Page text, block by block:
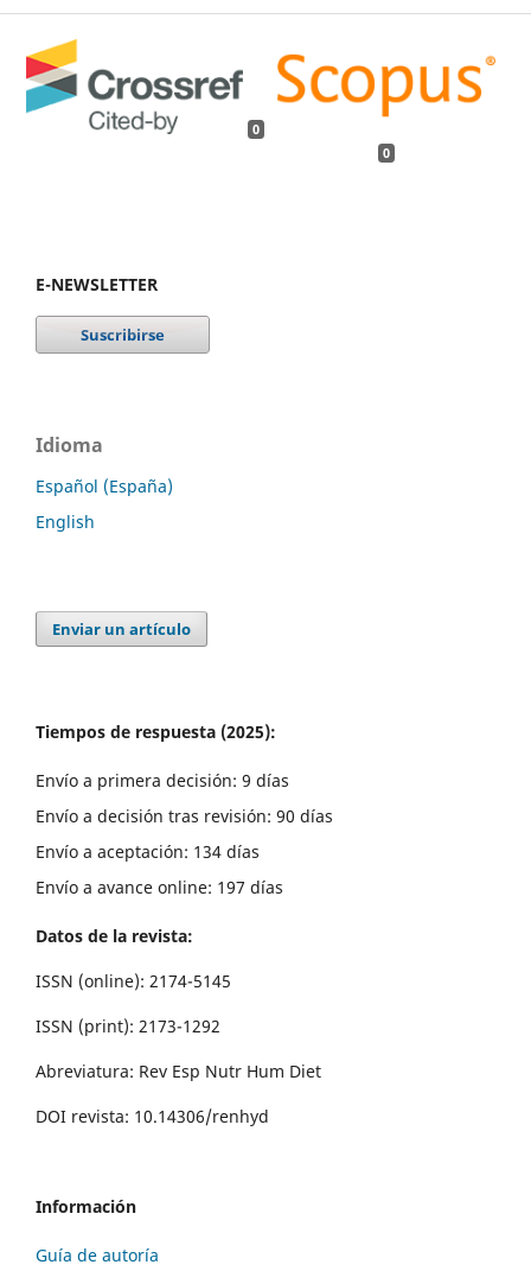
0
0
E-NEWSLETTER
Idioma
Español (España)
English
Enviar un artículo
Tiempos de respuesta (2025):
Envío a primera decisión: 9 días
Envío a decisión tras revisión: 90 días
Envío a aceptación: 134 días
Envío a avance online: 197 días
Datos de la revista:
ISSN (online): 2174-5145
ISSN (print): 2173-1292
Abreviatura: Rev Esp Nutr Hum Diet
DOI revista: 10.14306/renhyd
Información
Guía de autoría